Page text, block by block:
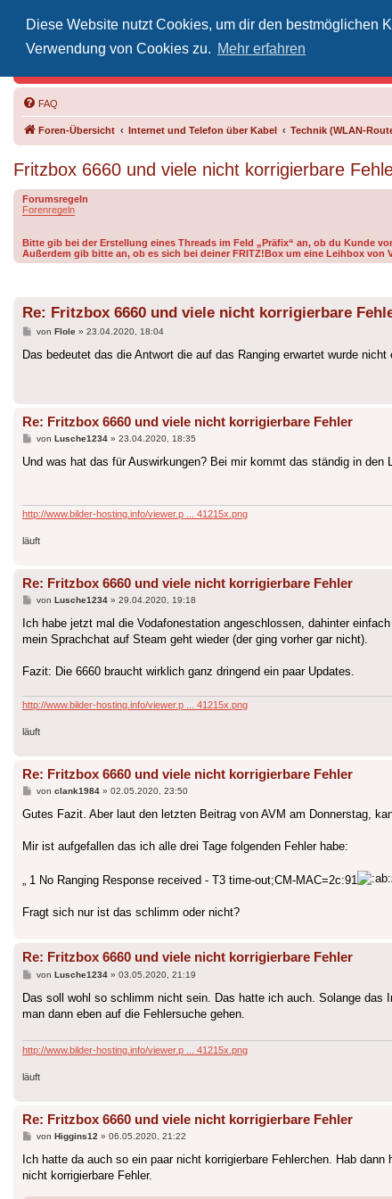
Diese Website nutzt Cookies, um dir den bestmöglichen
Verwendung von Cookies zu. Mehr erfahren
FAQ
Foren-Übersicht Internet und Telefon über Kabel Technik (WLAN-
Fritzbox 6660 und viele nicht korrigierbare
Forumsregeln
Forenregeln
Bitte gib bei der Erstellung eines Threads im Feld „Präfix“ an, ob du Kunde
Außerdem gib bitte an, ob es sich bei deiner FRITZ!Box um eine Leihbox
Re: Fritzbox 6660 und viele nicht korrigierbare
Beitrag
von Flole» 23.04.2020, 18:04
Das bedeutet das die Antwort die auf das Ranging erwartet wurde
Re: Fritzbox 6660 und viele nicht korrigierbare Fehler
Beitrag
von Lusche1234» 23.04.2020, 18:35
Und was hat das für Auswirkungen? Bei mir kommt das ständig in den
http://www.bilder-hosting.info/viewer.p ... 41215x.png
läuft
Re: Fritzbox 6660 und viele nicht korrigierbare Fehler
Beitrag
von Lusche1234» 29.04.2020, 19:18
Ich habe jetzt mal die Vodafonestation angeschlossen, dahinter
mein Sprachchat auf Steam geht wieder (der ging vorher gar nicht).
Fazit: Die 6660 braucht wirklich ganz dringend ein paar Updates.
http://www.bilder-hosting.info/viewer.p ... 41215x.png
läuft
Re: Fritzbox 6660 und viele nicht korrigierbare Fehler
Beitrag
von clank1984» 02.05.2020, 23:50
Gutes Fazit. Aber laut den letzten Beitrag von AVM am Donnerstag,
Mir ist aufgefallen das ich alle drei Tage folgenden Fehler habe:
„ 1 No Ranging Response received - T3 time-out;CM-MAC=2c:91
Fragt sich nur ist das schlimm oder nicht?
Re: Fritzbox 6660 und viele nicht korrigierbare Fehler
Beitrag
von Lusche1234» 03.05.2020, 21:19
Das soll wohl so schlimm nicht sein. Das hatte ich auch. Solange das
man dann eben auf die Fehlersuche gehen.
http://www.bilder-hosting.info/viewer.p ... 41215x.png
läuft
Re: Fritzbox 6660 und viele nicht korrigierbare Fehler
Beitrag
von Higgins12 » 06.05.2020, 21:22
Ich hatte da auch so ein paar nicht korrigierbare Fehlerchen. Hab
nicht korrigierbare Fehler.